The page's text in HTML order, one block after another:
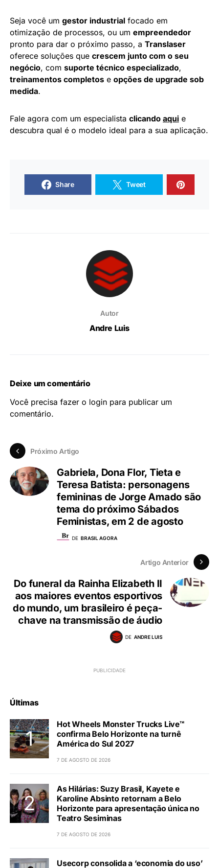
Seja você um gestor industrial focado em
otimização de processos, ou um empreendedor
pronto para dar o próximo passo, a Translaser
oferece soluções que crescem junto com o seu
negócio, com suporte técnico especializado,
treinamentos completos e opções de upgrade sob
medida.
Fale agora com um especialista clicando aqui e
descubra qual é o modelo ideal para a sua aplicação.
Share Tweet
Autor
Andre Luis
Deixe um comentário
Você precisa fazer o login para publicar um
comentário.
Próximo Artigo
Gabriela, Dona Flor, Tieta e
Teresa Batista: personagens
femininas de Jorge Amado são
tema do próximo Sábados
Feministas, em 2 de agosto
DE BRASIL AGORA
Artigo Anterior
Do funeral da Rainha Elizabeth II
aos maiores eventos esportivos
do mundo, um brasileiro é peça-
chave na transmissão de áudio
DE ANDRE LUIS
Últimas
Hot Wheels Monster Trucks Live™
confirma Belo Horizonte na turnê
América do Sul 2027
7 DE AGOSTO DE 2026
As Hilárias: Suzy Brasil, Kayete e
Karoline Absinto retornam a Belo
Horizonte para apresentação única no
Teatro Sesiminas
7 DE AGOSTO DE 2026
Usecorp consolida a ‘economia do uso’